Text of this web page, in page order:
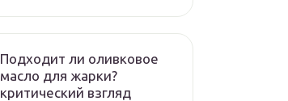
Подходит ли оливковое
масло для жарки?
критический взгляд